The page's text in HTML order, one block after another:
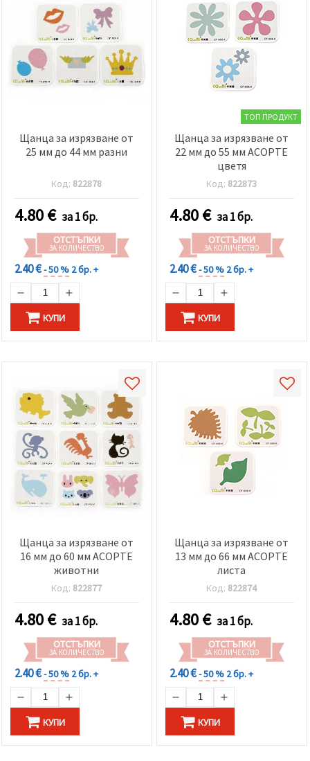
Щанца за изрязване от
25 мм до 44 мм разни
Код: 822878
4.80€ за 1 бр.
ОТСТЪПКИ
ЗА КОЛИЧЕСТВО
2.40 €- 50 % 2 бр. +
КУПИ
ТОП ПРОДУКТ
Щанца за изрязване от
22 мм до 55 мм АСОРТЕ
цветя
Код: 822873
4.80€ за 1 бр.
ОТСТЪПКИ
ЗА КОЛИЧЕСТВО
2.40 €- 50 % 2 бр. +
КУПИ
Щанца за изрязване от
16 мм до 60 мм АСОРТЕ
животни
Код: 822877
4.80€ за 1 бр.
ОТСТЪПКИ
ЗА КОЛИЧЕСТВО
2.40 €- 50 % 2 бр. +
КУПИ
Щанца за изрязване от
13 мм до 66 мм АСОРТЕ
листа
Код: 822874
4.80€ за 1 бр.
ОТСТЪПКИ
ЗА КОЛИЧЕСТВО
2.40 €- 50 % 2 бр. +
КУПИ